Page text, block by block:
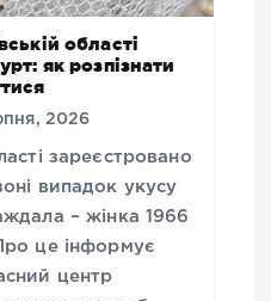
області
як розпізнати
2026
зареєстровано
випадок укусу
– жінка 1966
це інформує
центр